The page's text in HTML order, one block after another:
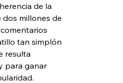
de la
dos millones de
tan simplón
resulta
para ganar